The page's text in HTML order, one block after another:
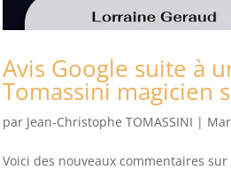
Avis Google suite à
Tomassini magicien
par Jean-Christophe TOMASSINI |
Voici des nouveaux commentaires